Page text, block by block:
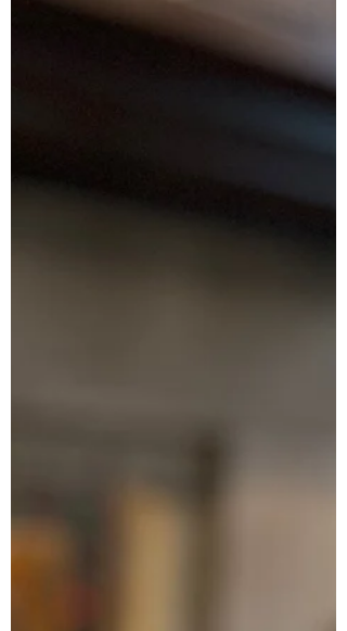
率いる「アンサンブル・ヴァリエ」さんが2
回目の関西公演を、ということで、関西で活
動するプティブランシェがご一緒させていた